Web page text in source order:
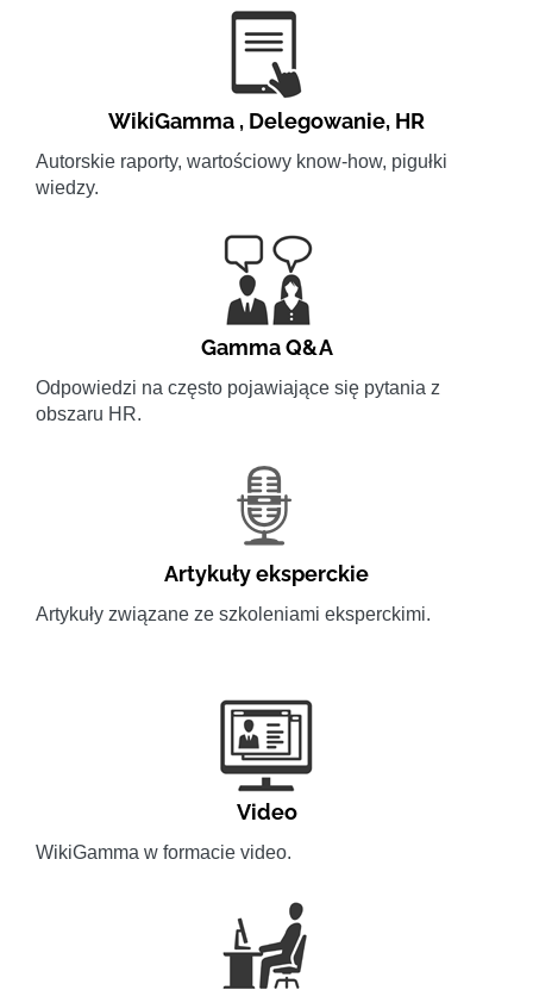
WikiGamma , Delegowanie, HR
Autorskie raporty, wartościowy know-how, pigułki
wiedzy.
Gamma Q&A
Odpowiedzi na często pojawiające się pytania z
obszaru HR.
Artykuły eksperckie
Artykuły związane ze szkoleniami eksperckimi.
Video
WikiGamma w formacie video.